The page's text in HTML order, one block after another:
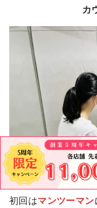
カ
初回はマンツーマン